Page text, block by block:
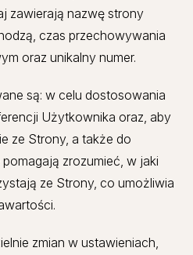
zawierają nazwę strony
czas przechowywania
oraz unikalny numer.
są: w celu dostosowania
Użytkownika oraz, aby
ze Strony, a także do
zrozumieć, w jaki
ze Strony, co umożliwia
zmian w ustawieniach,